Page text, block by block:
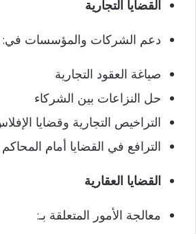
القضايا التجارية
دعم الشركات والمؤسسات في:
صياغة العقود التجارية
حل النزاعات بين الشركاء
التراخيص التجارية وقضايا
الترافع في القضايا أمام المحاكم
القضايا العقارية
معالجة الأمور المتعلقة بـ: